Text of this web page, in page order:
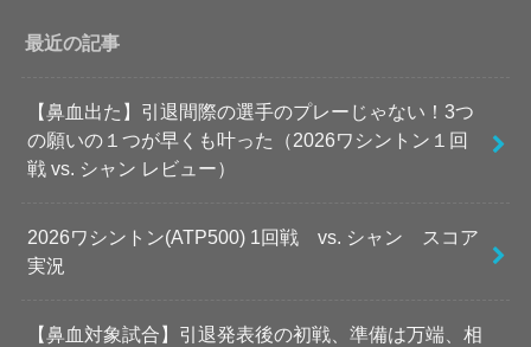
最近の記事
【鼻血出た】引退間際の選手のプレーじゃない！3つ
の願いの１つが早くも叶った（2026ワシントン１回
戦 vs. シャン レビュー）
2026ワシントン(ATP500) 1回戦 vs. シャン スコア
実況
【鼻血対象試合】引退発表後の初戦、準備は万端、相